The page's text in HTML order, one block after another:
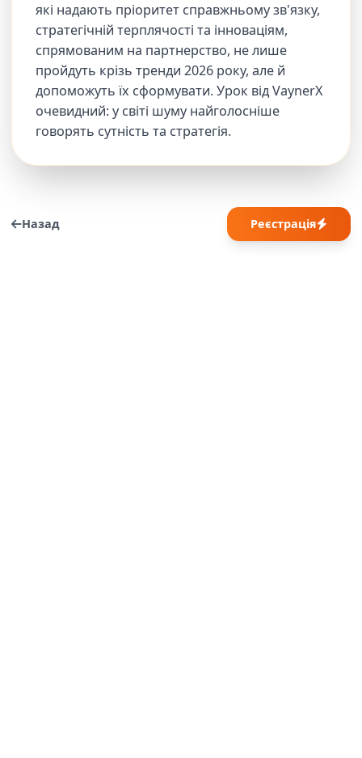
які надають пріоритет справжньому зв'язку,
стратегічній терплячості та інноваціям,
спрямованим на партнерство, не лише
пройдуть крізь тренди 2026 року, але й
допоможуть їх сформувати. Урок від VaynerX
очевидний: у світі шуму найголосніше
говорять сутність та стратегія.
Назад Реєстрація